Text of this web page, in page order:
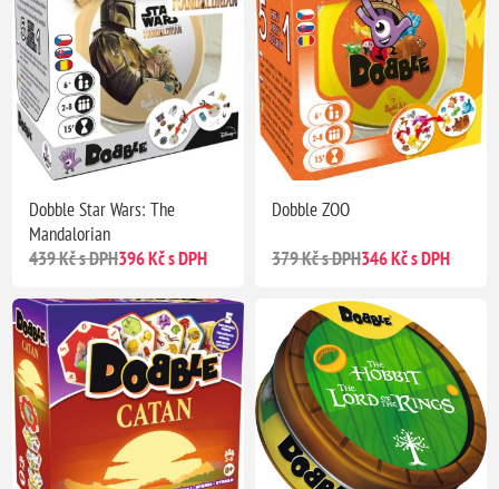
Dobble Star Wars: The
Mandalorian
439 Kč s DPH396 Kč s DPH
Dobble ZOO
379 Kč s DPH346 Kč s DPH